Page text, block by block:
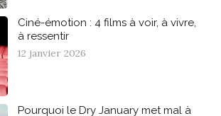
Ciné-émotion : 4 films à voir, à vivre,
à ressentir
12 janvier 2026
Pourquoi le Dry January met mal à